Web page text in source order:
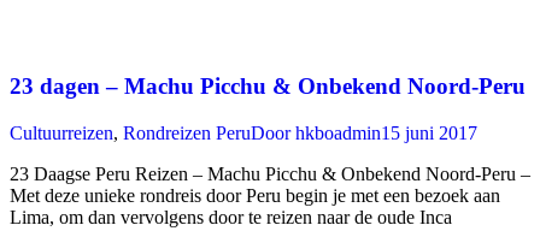
23 dagen – Machu Picchu & Onbekend Noord-Peru
Cultuurreizen, Rondreizen PeruDoorhkboadmin15 juni 2017
23 Daagse Peru Reizen – Machu Picchu & Onbekend Noord-Peru –
Met deze unieke rondreis door Peru begin je met een bezoek aan
Lima, om dan vervolgens door te reizen naar de oude Inca